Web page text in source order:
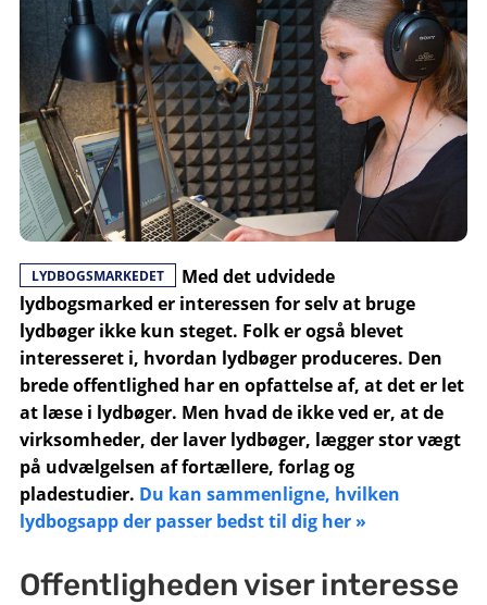
LYDBOGSMARKEDET
Med det udvidede
lydbogsmarked er interessen for selv at bruge
lydbøger ikke kun steget. Folk er også blevet
interesseret i, hvordan lydbøger produceres. Den
brede offentlighed har en opfattelse af, at det er let
at læse i lydbøger. Men hvad de ikke ved er, at de
virksomheder, der laver lydbøger, lægger stor vægt
på udvælgelsen af ​​fortællere, forlag og
pladestudier. Du kan sammenligne, hvilken
lydbogsapp der passer bedst til dig her »
Offentligheden viser interesse